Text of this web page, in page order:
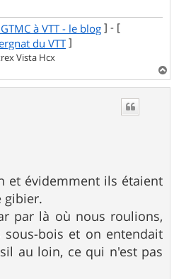
à VTT - le blog ] - [
du VTT ]
Vista Hcx
a
et évidemment ils étaient
gibier.
par là où nous roulions,
bois et on entendait
au loin, ce qui n'est pas